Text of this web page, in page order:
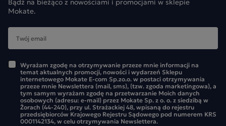
Mokate.
Wyrażam zgodę na otrzymywanie przeze mnie informacji na
temat aktualnych promocji, nowości i wydarzeń Sklepu
internetowego Mokate E-com Sp.zo.o. w postaci otrzymywania
przeze mnie Newslettera (mail, sms), (tzw. zgoda marketingowa), a
tym samym wyrażam zgodę na przetwarzanie Moich danych
osobowych (adresu: e-mail) przez Mokate Sp. z o. o. z siedzibą w
Żorach (44-240), przy ul. Strażackiej 48, wpisaną do rejestru
przedsiębiorców Krajowego Rejestru Sądowego pod numerem KRS
0001142134, w celu otrzymywania Newslettera.